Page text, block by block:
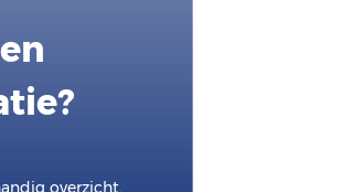
overzicht.